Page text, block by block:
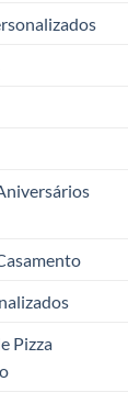
Pizza